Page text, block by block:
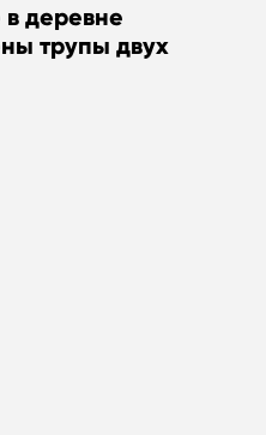
деревне
трупы двух